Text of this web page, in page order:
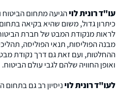
עו"ד רונית לויהגיעה מתחום
כיתרון גדול, משום שהיא בקיאה
לראות מנקודת המבט של חברת
מבנה הפוליסות, תנאי הפוליסה,
ההחלטות, ועם זאת גם דרך נקודת
ואופן החוויה שלהם לגבי עולם הביטוח.
לעו"ד רונית לויניסיון רב גם בתחום